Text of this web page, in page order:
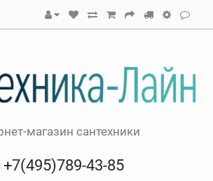
магазин сантехники
+7(495)789-43-85